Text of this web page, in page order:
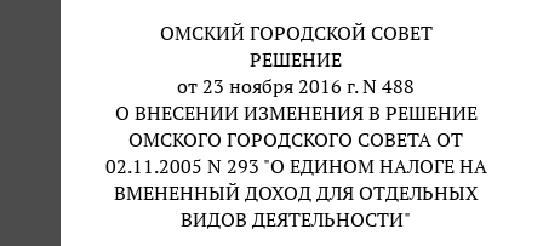
ОМСКИЙ ГОРОДСКОЙ СОВЕТ
РЕШЕНИЕ
от 23 ноября 2016 г. N 488
О ВНЕСЕНИИ ИЗМЕНЕНИЯ В РЕШЕНИЕ
ОМСКОГО ГОРОДСКОГО СОВЕТА ОТ
02.11.2005 N 293 "О ЕДИНОМ НАЛОГЕ НА
ВМЕНЕННЫЙ ДОХОД ДЛЯ ОТДЕЛЬНЫХ
ВИДОВ ДЕЯТЕЛЬНОСТИ"